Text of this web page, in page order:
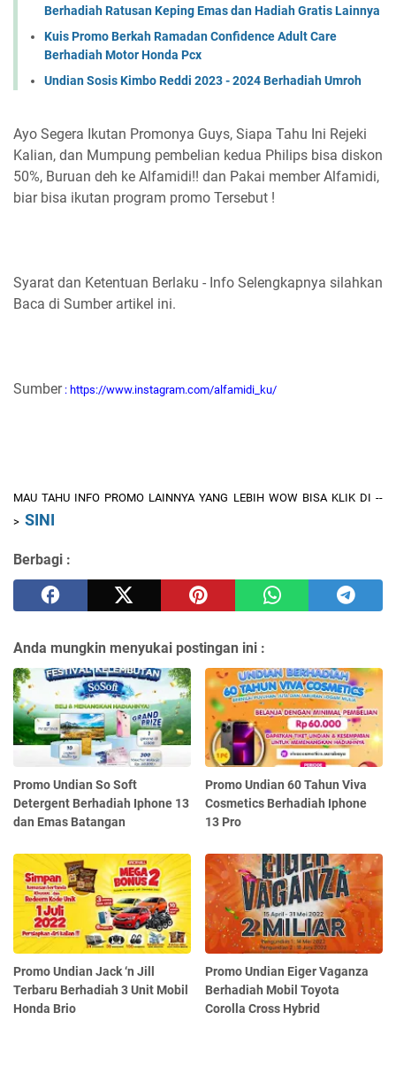
Berhadiah Ratusan Keping Emas dan Hadiah Gratis Lainnya
Kuis Promo Berkah Ramadan Confidence Adult Care
Berhadiah Motor Honda Pcx
Undian Sosis Kimbo Reddi 2023 - 2024 Berhadiah Umroh
Ayo Segera Ikutan Promonya Guys, Siapa Tahu Ini Rejeki
Kalian, dan Mumpung pembelian kedua Philips bisa diskon
50%, Buruan deh ke Alfamidi!! dan Pakai member Alfamidi,
biar bisa ikutan program promo Tersebut !
Syarat dan Ketentuan Berlaku - Info Selengkapnya silahkan
Baca di Sumber artikel ini.
Sumber: https://www.instagram.com/alfamidi_ku/
MAU TAHU INFO PROMO LAINNYA YANG LEBIH WOW BISA KLIK DI --
> SINI
Berbagi :
Anda mungkin menyukai postingan ini :
Promo Undian So Soft
Detergent Berhadiah Iphone 13
dan Emas Batangan
Promo Undian 60 Tahun Viva
Cosmetics Berhadiah Iphone
13 Pro
Promo Undian Jack ‘n Jill
Terbaru Berhadiah 3 Unit Mobil
Honda Brio
Promo Undian Eiger Vaganza
Berhadiah Mobil Toyota
Corolla Cross Hybrid